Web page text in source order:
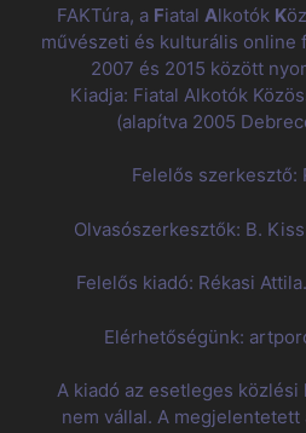
FAKTúra, a Fiatal Alkotók K
művészeti és kulturális online
2007 és 2015 között
Kiadja: Fiatal Alkotók
(alapítva 2005
Felelős szerkesztő:
Olvasószerkesztők: B.
Felelős kiadó: Rékasi
Elérhetőségünk:
A kiadó az esetleges
nem vállal. A